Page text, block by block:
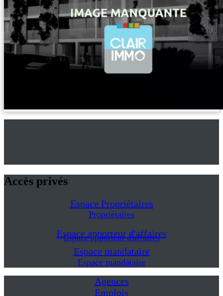
Accès privés
Espace Propriétaires
Propriétaires
Espace apporteur d'affaires
Espace apporteur d'affaires
Espace mandataire
Espace mandataire
Agences
Emplois